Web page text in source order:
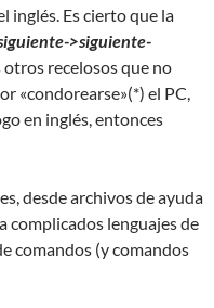
inglés. Es cierto que la
>siguiente-
recelosos que no
«condorearse»(*) el PC,
en inglés, entonces
desde archivos de ayuda
complicados lenguajes de
comandos (y comandos